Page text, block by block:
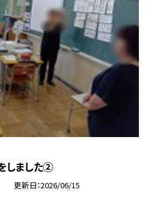
しました②
更新日 2026/06/15